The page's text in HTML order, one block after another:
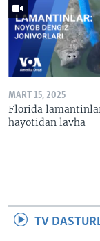
MART 15, 2025
Florida
hayotidan lavha
TV